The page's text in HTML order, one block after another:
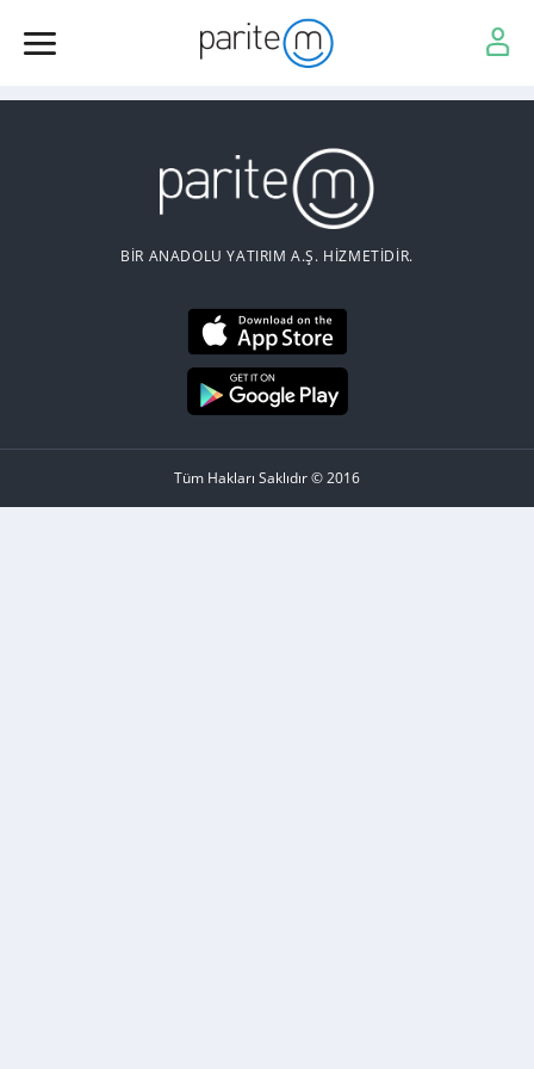
BİR ANADOLU YATIRIM A.Ş. HİZMETİDİR.
Tüm Hakları Saklıdır © 2016